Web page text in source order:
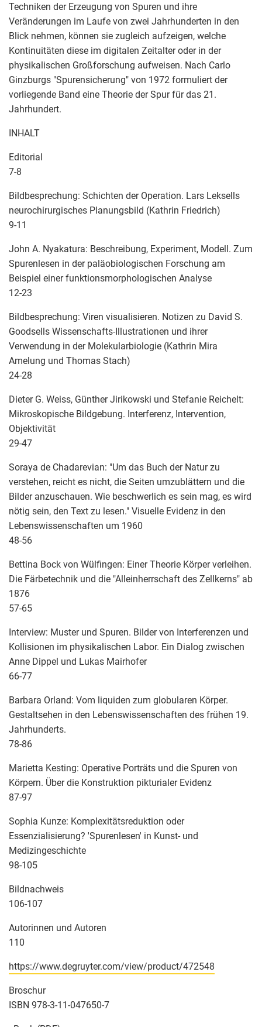
Techniken der Erzeugung von Spuren und ihre
Veränderungen im Laufe von zwei Jahrhunderten in den
Blick nehmen, können sie zugleich aufzeigen, welche
Kontinuitäten diese im digitalen Zeitalter oder in der
physikalischen Großforschung aufweisen. Nach Carlo
Ginzburgs "Spurensicherung" von 1972 formuliert der
vorliegende Band eine Theorie der Spur für das 21.
Jahrhundert.
INHALT
Editorial
7-8
Bildbesprechung: Schichten der Operation. Lars Leksells
neurochirurgisches Planungsbild (Kathrin Friedrich)
9-11
John A. Nyakatura: Beschreibung, Experiment, Modell. Zum
Spurenlesen in der paläobiologischen Forschung am
Beispiel einer funktionsmorphologischen Analyse
12-23
Bildbesprechung: Viren visualisieren. Notizen zu David S.
Goodsells Wissenschafts-Illustrationen und ihrer
Verwendung in der Molekularbiologie (Kathrin Mira
Amelung und Thomas Stach)
24-28
Dieter G. Weiss, Günther Jirikowski und Stefanie Reichelt:
Mikroskopische Bildgebung. Interferenz, Intervention,
Objektivität
29-47
Soraya de Chadarevian: "Um das Buch der Natur zu
verstehen, reicht es nicht, die Seiten umzublättern und die
Bilder anzuschauen. Wie beschwerlich es sein mag, es wird
nötig sein, den Text zu lesen." Visuelle Evidenz in den
Lebenswissenschaften um 1960
48-56
Bettina Bock von Wülfingen: Einer Theorie Körper verleihen.
Die Färbetechnik und die "Alleinherrschaft des Zellkerns" ab
1876
57-65
Interview: Muster und Spuren. Bilder von Interferenzen und
Kollisionen im physikalischen Labor. Ein Dialog zwischen
Anne Dippel und Lukas Mairhofer
66-77
Barbara Orland: Vom liquiden zum globularen Körper.
Gestaltsehen in den Lebenswissenschaften des frühen 19.
Jahrhunderts.
78-86
Marietta Kesting: Operative Porträts und die Spuren von
Körpern. Über die Konstruktion pikturialer Evidenz
87-97
Sophia Kunze: Komplexitätsreduktion oder
Essenzialisierung? 'Spurenlesen' in Kunst- und
Medizingeschichte
98-105
Bildnachweis
106-107
Autorinnen und Autoren
110
https://www.degruyter.com/view/product/472548
Broschur
ISBN 978-3-11-047650-7